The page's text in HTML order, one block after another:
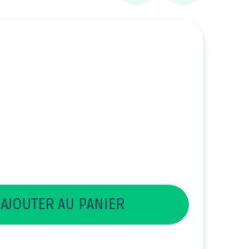
AJOUTER AU PANIER